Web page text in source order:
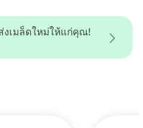
งเมล็ดใหม่ให้แก่คุณ!